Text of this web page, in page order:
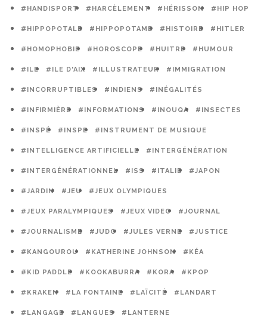
#HANDISPORT #HARCÈLEMENT #HÉRISSON #HIP HOP
#HIPPOPOTALE #HIPPOPOTAME #HISTOIRE #HITLER
#HOMOPHOBIE #HOROSCOPE #HUITRE #HUMOUR
#ILE #ILE D'AIX #ILLUSTRATEUR #IMMIGRATION
#INCORRUPTIBLES #INDIENS #INÉGALITÉS
#INFIRMIÈRE #INFORMATIONS #INOUQA #INSECTES
#INSPÉ #INSPE #INSTRUMENT DE MUSIQUE
#INTELLIGENCE ARTIFICIELLE #INTERGÉNÉRATION
#INTERGÉNÉRATIONNEL #ISS #ITALIE #JAPON
#JARDIN #JEU #JEUX OLYMPIQUES
#JEUX PARALYMPIQUES #JEUX VIDEO #JOURNAL
#JOURNALISME #JUDO #JULES VERNE #JUSTICE
#KANGOUROU #KATHERINE JOHNSON #KÉA
#KID PADDLE #KOOKABURRA #KORA #KPOP
#KRAKEN #LA FONTAINE #LAÏCITÉ #LANDART
#LANGAGE #LANGUES #LANTERNE